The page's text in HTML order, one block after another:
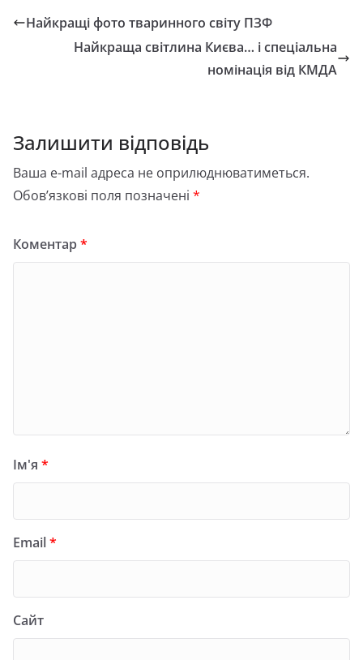
Найкращі фото тваринного світу ПЗФ
Найкраща світлина Києва… і спеціальна
номінація від КМДА
Залишити відповідь
Ваша e-mail адреса не оприлюднюватиметься.
Обов’язкові поля позначені *
Коментар*
Ім'я *
Email*
Сайт